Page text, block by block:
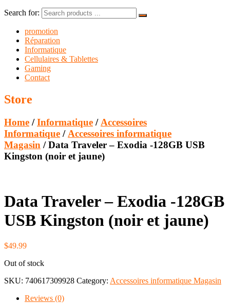
Search for:
promotion
Réparation
Informatique
Cellulaires & Tablettes
Gaming
Contact
Store
Home /Informatique / Accessoires
Informatique / Accessoires informatique
Magasin / Data Traveler – Exodia -128GB USB
Kingston (noir et jaune)
Data Traveler – Exodia -128GB
USB Kingston (noir et jaune)
$49.99
Out of stock
SKU: 740617309928 Category: Accessoires informatique Magasin
Reviews (0)